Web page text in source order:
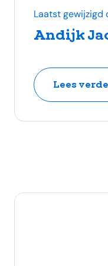
Andijk
Laatst gewijzigd
Lees